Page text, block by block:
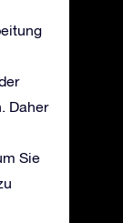
Daher
Sie